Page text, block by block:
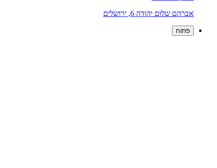
אברהם שלום יהודה 6, ירושלים
פתוח